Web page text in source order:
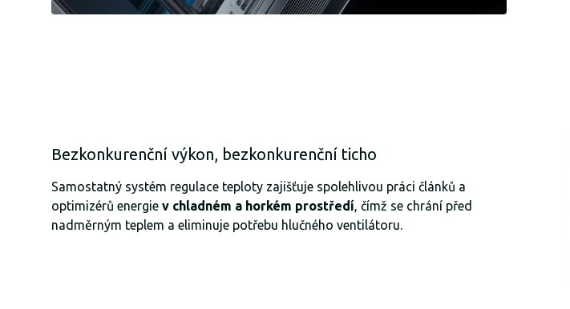
Bezkonkurenční výkon, bezkonkurenční ticho
Samostatný systém regulace teploty zajišťuje spolehlivou práci článků a
optimizérů energie v chladném a horkém prostředí, čímž se chrání před
nadměrným teplem a eliminuje potřebu hlučného ventilátoru.